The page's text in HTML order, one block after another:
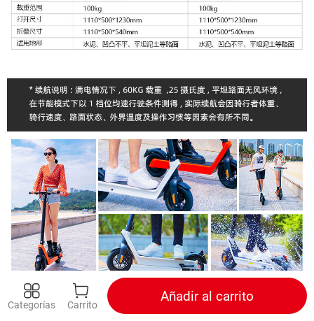
Categorías Carrito
Añadir al carrito